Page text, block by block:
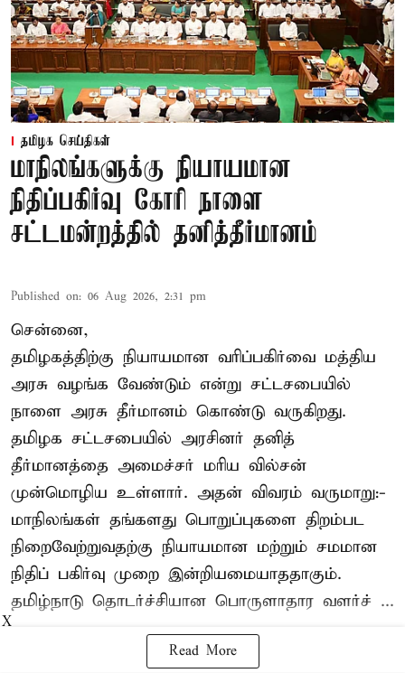
தமிழக செய்திகள்
மாநிலங்களுக்கு நியாயமான
நிதிப்பகிர்வு கோரி நாளை
சட்டமன்றத்தில் தனித்தீர்மானம்
Published on: 06 Aug 2026, 2:31 pm
சென்னை,
தமிழகத்திற்கு நியாயமான வரிப்பகிர்வை மத்திய
அரசு வழங்க வேண்டும் என்று சட்டசபையில்
நாளை அரசு தீர்மானம் கொண்டு வருகிறது.
தமிழக சட்டசபையில் அரசினர் தனித்
தீர்மானத்தை அமைச்சர் மரிய வில்சன்
முன்மொழிய உள்ளார். அதன் விவரம் வருமாறு:-
மாநிலங்கள் தங்களது பொறுப்புகளை திறம்பட
நிறைவேற்றுவதற்கு நியாயமான மற்றும் சமமான
நிதிப் பகிர்வு முறை இன்றியமையாததாகும்.
தமிழ்நாடு தொடர்ச்சியான பொருளாதார வளர்ச் ...
Read More
X